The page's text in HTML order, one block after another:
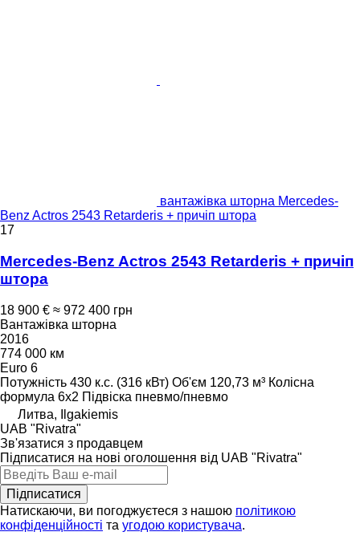
вантажівка шторна Mercedes-
Benz Actros 2543 Retarderis + причіп штора
17
Mercedes-Benz Actros 2543 Retarderis + причіп
штора
18 900 € ≈ 972 400 грн
Вантажівка шторна
2016
774 000 км
Euro 6
Потужність 430 к.с. (316 кВт) Об'єм 120,73 м³ Колісна
формула 6x2 Підвіска пневмо/пневмо
Литва, Ilgakiemis
UAB "Rivatra"
Зв'язатися з продавцем
Підписатися на нові оголошення від UAB "Rivatra"
Підписатися
Натискаючи, ви погоджуєтеся з нашою політикою
конфіденційності та угодою користувача.